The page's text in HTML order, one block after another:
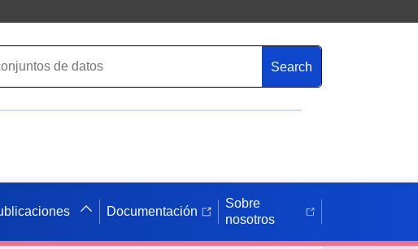
Search
Documentación
Sobre
nosotros